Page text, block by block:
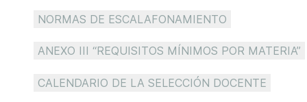
NORMAS DE ESCALAFONAMIENTO
ANEXO III “REQUISITOS MÍNIMOS POR MATERIA”
CALENDARIO DE LA SELECCIÓN DOCENTE